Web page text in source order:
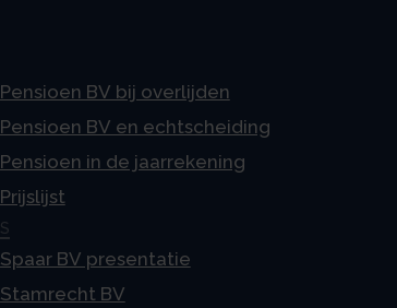
Pensioen BV bij overlijden
Pensioen BV en echtscheiding
Pensioen in de jaarrekening
Prijslijst
S
Spaar BV presentatie
Stamrecht BV